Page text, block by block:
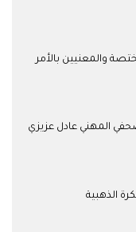
والمعنيين بالأمر
المهني عادل عزيزي
الذهبية